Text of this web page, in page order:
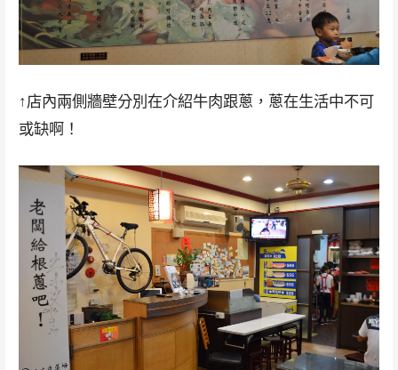
↑店內兩側牆壁分別在介紹牛肉跟蔥，蔥在生活中不可
或缺啊！